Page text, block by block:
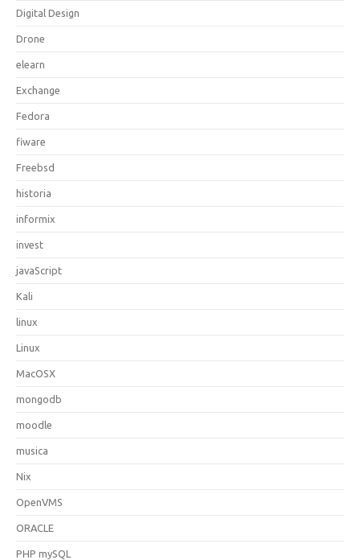
Digital Design
Drone
elearn
Exchange
Fedora
fiware
Freebsd
historia
informix
invest
javaScript
Kali
linux
Linux
MacOSX
mongodb
moodle
musica
Nix
OpenVMS
ORACLE
PHP mySQL